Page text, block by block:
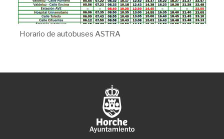
Horario de autobuses ASTRA